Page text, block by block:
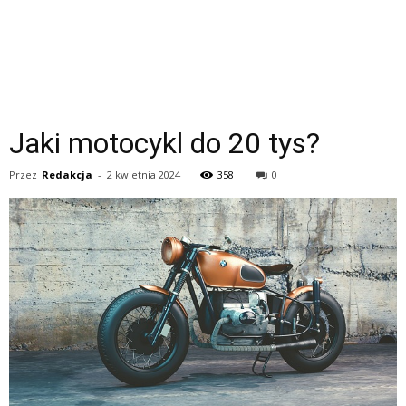
Jaki motocykl do 20 tys?
Przez Redakcja - 2 kwietnia 2024 358 0